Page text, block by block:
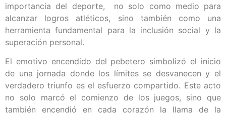
importancia del deporte, no solo como medio para
alcanzar logros atléticos, sino también como una
herramienta fundamental para la inclusión social y la
superación personal.
El emotivo encendido del pebetero simbolizó el inicio
de una jornada donde los límites se desvanecen y el
verdadero triunfo es el esfuerzo compartido. Este acto
no solo marcó el comienzo de los juegos, sino que
también encendió en cada corazón la llama de la